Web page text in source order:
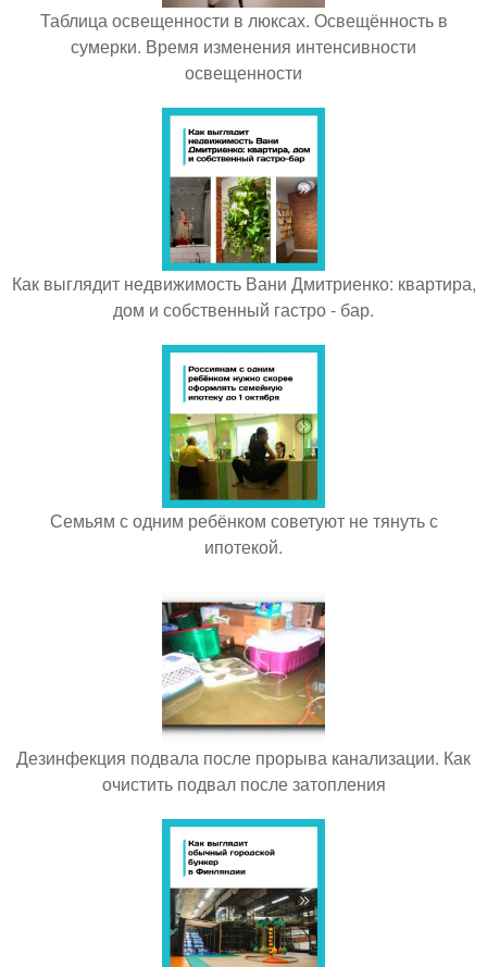
Таблица освещенности в люксах. Освещённость в
сумерки. Время изменения интенсивности
освещенности
Как выглядит недвижимость Вани Дмитриенко: квартира,
дом и собственный гастро - бар.
Семьям с одним ребёнком советуют не тянуть с
ипотекой.
Дезинфекция подвала после прорыва канализации. Как
очистить подвал после затопления